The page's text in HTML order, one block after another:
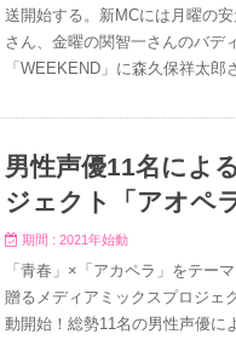
送開始する。新MCには月曜の
さん、金曜の関智一さんのバデ
「WEEKEND」に森久保祥太
男性声優11名によ
ジェクト「アオペ
期間 : 2021年始動
「青春」×「アカペラ」をテー
贈るメディアミックスプロジェ
動開始！総勢11名の男性声優に